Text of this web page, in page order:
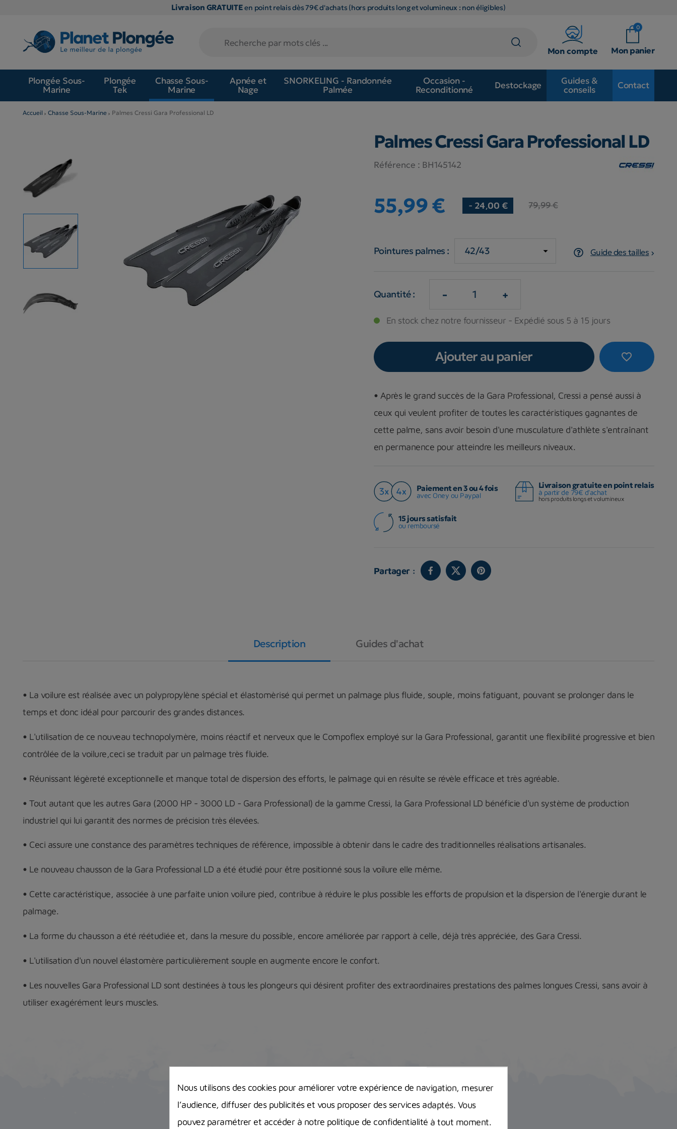
Livraison GRATUITEen point relais dès 79€ d'achats (hors produits long et volumineux : non éligibles)
Mon compte
0
Mon panier
Plongée Sous-
Marine
Plongée
Tek
Chasse Sous-
Marine
Apnée et
Nage
SNORKELING - Randonnée
Palmée
Occasion -
Reconditionné
Destockage
Guides &
conseils
Contact
Accueil Chasse Sous-Marine Palmes Cressi Gara Professional LD
Palmes Cressi Gara Professional LD
Référence : BH145142
55,99 € - 24,00 € 79,99 €
Pointures palmes : Guide des tailles
Quantité : - +
En stock chez notre fournisseur - Expédié sous 5 à 15 jours
favorite_border
Ajouter au panier
• Après le grand succès de la Gara Professional, Cressi a pensé aussi à
ceux qui veulent profiter de toutes les caractéristiques gagnantes de
cette palme, sans avoir besoin d'une musculature d'athlète s'entraînant
en permanence pour atteindre les meilleurs niveaux.
Paiement en 3 ou 4 fois
avec Oney ou Paypal
Livraison gratuite en point relais
à partir de 79€ d'achat
hors produits longs et volumineux
15 jours satisfait
ou remboursé
Partager :
Description Guides d'achat
• La voilure est réalisée avec un polypropylène spécial et élastomèrisé qui permet un palmage plus fluide, souple, moins fatiguant, pouvant se prolonger dans le
temps et donc idéal pour parcourir des grandes distances.
• L'utilisation de ce nouveau technopolymère, moins réactif et nerveux que le Compoflex employé sur la Gara Professional, garantit une flexibilité progressive et bien
contrôlée de la voilure,ceci se traduit par un palmage très fluide.
• Réunissant légèreté exceptionnelle et manque total de dispersion des efforts, le palmage qui en résulte se révèle efficace et très agréable.
• Tout autant que les autres Gara (2000 HP - 3000 LD - Gara Professional) de la gamme Cressi, la Gara Professional LD bénéficie d'un système de production
industriel qui lui garantit des normes de précision très élevées.
• Ceci assure une constance des paramètres techniques de référence, impossible à obtenir dans le cadre des traditionnelles réalisations artisanales.
• Le nouveau chausson de la Gara Professional LD a été étudié pour être positionné sous la voilure elle même.
• Cette caractéristique, associée à une parfaite union voilure pied, contribue à réduire le plus possible les efforts de propulsion et la dispersion de l'énergie durant le
palmage.
• La forme du chausson a été réétudiée et, dans la mesure du possible, encore améliorée par rapport à celle, déjà très appréciée, des Gara Cressi.
• L'utilisation d'un nouvel élastomère particulièrement souple en augmente encore le confort.
• Les nouvelles Gara Professional LD sont destinées à tous les plongeurs qui désirent profiter des extraordinaires prestations des palmes longues Cressi, sans avoir à
utiliser exagérément leurs muscles.
Nous utilisons des cookies pour améliorer votre expérience de navigation, mesurer
l’audience, diffuser des publicités et vous proposer des services adaptés. Vous
pouvez paramétrer et accéder à notre politique de confidentialité à tout moment.